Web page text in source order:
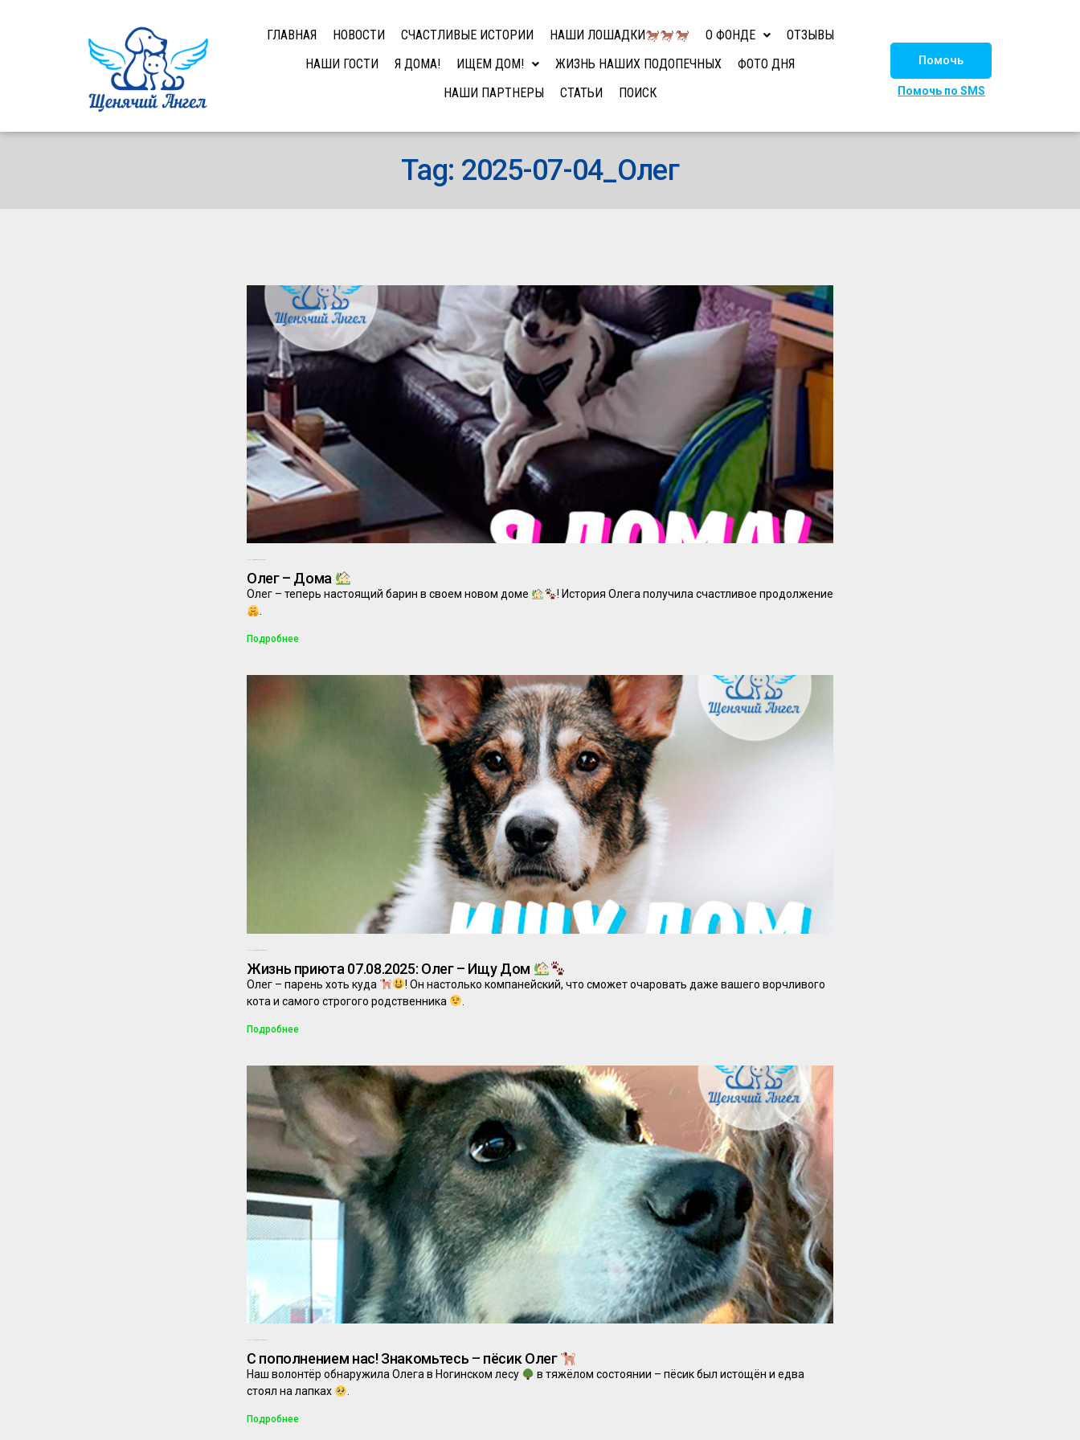
ГЛАВНАЯ НОВОСТИ СЧАСТЛИВЫЕ ИСТОРИИ НАШИ ЛОШАДКИ О ФОНДЕ
ОТЗЫВЫ
НАШИ ГОСТИ
Я ДОМА! ИЩЕМ ДОМ! ЖИЗНЬ НАШИХ ПОДОПЕЧНЫХ
ФОТО ДНЯ
НАШИ ПАРТНЕРЫ
СТАТЬИ ПОИСК
Помочь
Помочь по SMS
Tag: 2025-07-04_Олег
Олег – Дома
Олег – теперь настоящий барин в своем новом доме
! История Олега получила счастливое продолжение
.
Подробнее
Жизнь приюта 07.08.2025: Олег – Ищу Дом
Олег – парень хоть куда
! Он настолько компанейский, что сможет очаровать даже вашего ворчливого
кота и самого строгого родственника
Подробнее
С пополнением нас! Знакомьтесь – пёсик Олег
Наш волонтёр обнаружила Олега в Ногинском лесу
в тяжёлом состоянии – пёсик был истощён и едва
стоял на лапках
Подробнее